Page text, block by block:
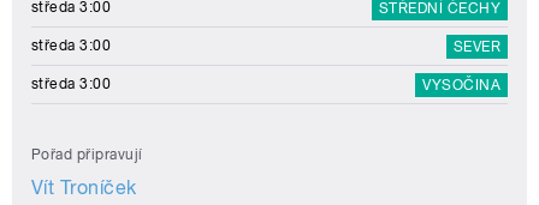
středa 3:00 STŘEDNÍ ČECHY
středa 3:00 SEVER
středa 3:00 VYSOČINA
Pořad připravují
Vít Troníček